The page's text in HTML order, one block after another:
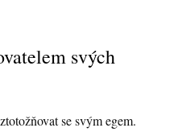
svých
se svým egem.